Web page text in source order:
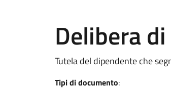
Delibera
Tutela del dipendente che
Tipi di documento: